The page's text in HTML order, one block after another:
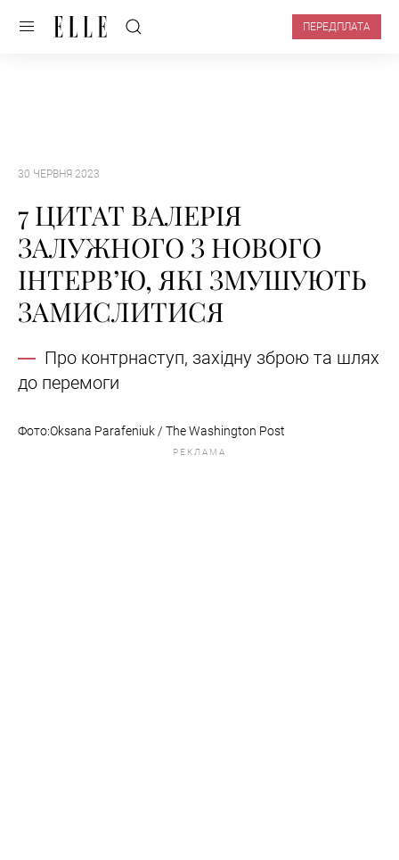
ПЕРЕДПЛАТА
30 ЧЕРВНЯ 2023
7 ЦИТАТ ВАЛЕРІЯ
ЗАЛУЖНОГО З НОВОГО
ІНТЕРВ’Ю, ЯКІ ЗМУШУЮТЬ
ЗАМИСЛИТИСЯ
Про контрнаступ, західну зброю та шлях
до перемоги
Фото:Oksana Parafeniuk / The Washington Post
РЕКЛАМА